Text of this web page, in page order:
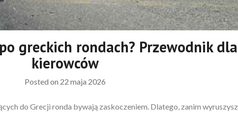
greckich rondach? Przewodnik dla
kierowców
Posted on 22 maja 2026
do Grecji ronda bywają zaskoczeniem. Dlatego, zanim wyruszysz